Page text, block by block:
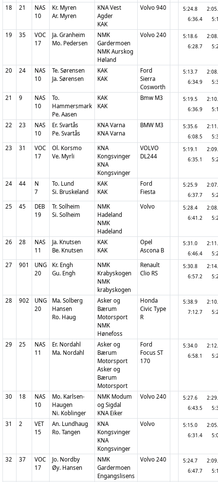
18 21
NAS
10
Kr. Myren
Ar. Myren
KNA Vest
Agder
KAK
Volvo 940 5:24.8
6:36.4
19 35
VOC
17
Ja. Granheim
Mo. Pedersen
NMK
Gardermoen
NMK Aurskog
Høland
Volvo 240 5:18.6
6:28.7
20 24
NAS
10
Te. Sørensen
Ja. Sørensen
KAK
KAK
Ford
Sierra
Cosworth
5:13.7
6:34.9
21 9
NAS
10
To.
Hammersmark
Pe. Aasen
KAK
KAK
Bmw M3 5:19.5
6:36.9
22 23
NAS
10
Er. Svartås
Pe. Svartås
KNA Varna
KNA Varna
BMW M3 5:35.6
6:08.5
23 31
VOC
17
Ol. Korsmo
Ve. Myrli
KNA
Kongsvinger
KNA
Kongsvinger
VOLVO
DL244
5:19.1
6:35.1
24 44
N
7
To. Lund
Si. Bruskeland
KAK
KAK
Ford
Fiesta
5:25.9
6:37.7
25 45
DEB
19
Tr. Solheim
Si. Solheim
NMK
Hadeland
NMK
Hadeland
Volvo 5:28.4
6:41.2
26 28
NAS
11
Ja. Knutsen
Be. Knutsen
KAK
KAK
Opel
Ascona B
5:31.0
6:46.4
27 901
UNG
20
Kr. Engh
Gu. Engh
NMK
Krabyskogen
NMK
krabyskogen
Renault
Clio RS
5:30.8
6:57.2
28 902
UNG
20
Ma. Solberg
Hansen
Ro. Haug
Asker og
Bærum
Motorsport
NMK
Hønefoss
Honda
Civic Type
R
5:38.9
7:12.7
29 25
NAS
11
Er. Nordahl
Ma. Nordahl
Asker og
Bærum
Motorsport
Asker og
Bærum
Motorsport
Ford
Focus ST
170
5:34.0
6:58.1
30 18
NAS
10
Mo. Karlsen-
Haugen
Ni. Koblinger
NMK Modum
og Sigdal
KNA Eiker
Volvo 240 5:27.6
6:43.5
31 2
VET
15
An. Lundhaug
Ro. Tangen
KNA
Kongsvinger
KNA
Kongsvinger
Volvo 5:15.0
6:31.4
32 37
VOC
17
Jo. Nordby
Øy. Hansen
NMK
Gardermoen
Engangslisens
Volvo 240 5:24.7
6:47.7